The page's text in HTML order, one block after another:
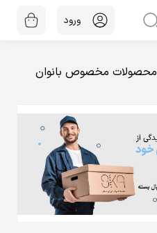
ورود
محصولات مخصوص بانوان